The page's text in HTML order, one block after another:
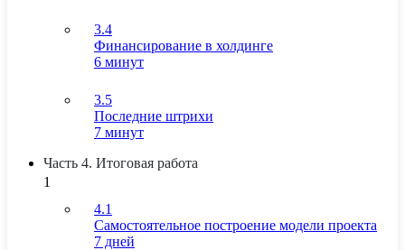
3.4
Финансирование в холдинге
6 минут
3.5
Последние штрихи
7 минут
Часть 4. Итоговая работа
1
4.1
Самостоятельное построение модели проекта
7 дней